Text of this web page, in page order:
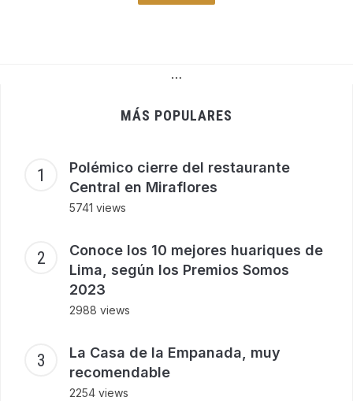
…
MÁS POPULARES
Polémico cierre del restaurante
Central en Miraflores
5741 views
Conoce los 10 mejores huariques de
Lima, según los Premios Somos
2023
2988 views
La Casa de la Empanada, muy
recomendable
2254 views